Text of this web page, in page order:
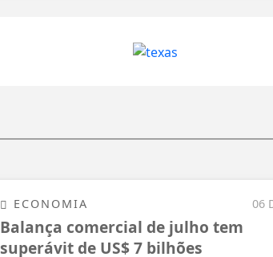
06
ECONOMIA
Balança comercial de julho tem
superávit de US$ 7 bilhões